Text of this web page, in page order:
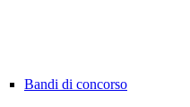
Bandi di concorso